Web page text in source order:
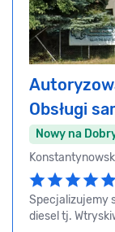
Obsługi
Nowy na
Specjalizujemy
diesel tj.